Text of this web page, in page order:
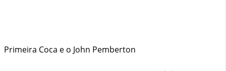
Primeira Coca e o John Pemberton